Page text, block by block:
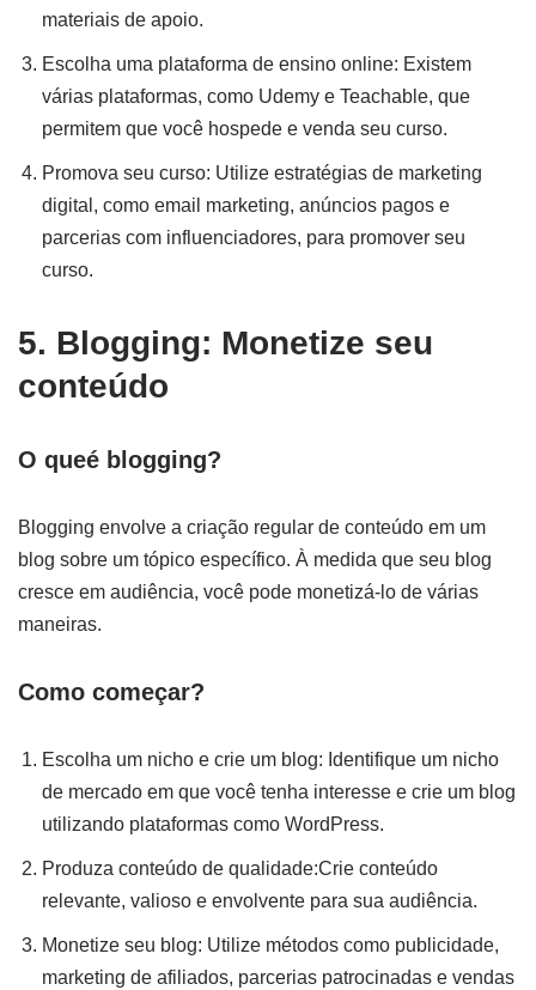
materiais de apoio.
Escolha uma plataforma de ensino online: Existem
várias plataformas, como Udemy e Teachable, que
permitem que você hospede e venda seu curso.
Promova seu curso: Utilize estratégias de marketing
digital, como email marketing, anúncios pagos e
parcerias com influenciadores, para promover seu
curso.
5. Blogging: Monetize seu
conteúdo
O queé blogging?
Blogging envolve a criação regular de conteúdo em um
blog sobre um tópico específico. À medida que seu blog
cresce em audiência, você pode monetizá-lo de várias
maneiras.
Como começar?
Escolha um nicho e crie um blog: Identifique um nicho
de mercado em que você tenha interesse e crie um blog
utilizando plataformas como WordPress.
Produza conteúdo de qualidade:Crie conteúdo
relevante, valioso e envolvente para sua audiência.
Monetize seu blog: Utilize métodos como publicidade,
marketing de afiliados, parcerias patrocinadas e vendas